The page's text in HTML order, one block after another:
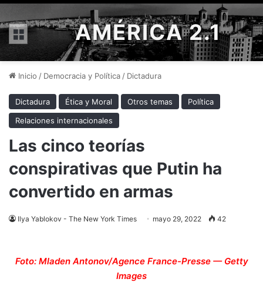
Menú AMÉRICA 2.1
Inicio / Democracia y Política / Dictadura
Dictadura Ética y Moral Otros temas
Política
Relaciones internacionales
Las cinco teorías
conspirativas que Putin ha
convertido en armas
Ilya Yablokov - The New York Times mayo 29, 2022 42
Foto: Mladen Antonov/Agence France-Presse — Getty
Images